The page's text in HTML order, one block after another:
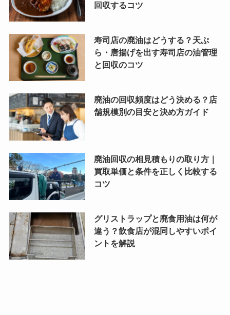
回収するコツ
寿司店の廃油はどうする？天ぷ
ら・唐揚げを出す寿司店の油管理
と回収のコツ
廃油の回収頻度はどう決める？店
舗規模別の目安と決め方ガイド
廃油回収の相見積もりの取り方｜
買取単価と条件を正しく比較する
コツ
グリストラップと廃食用油は何が
違う？飲食店が混同しやすいポイ
ントを解説